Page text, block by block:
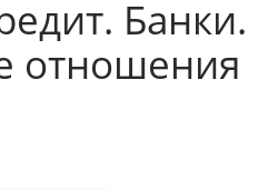
Банки.
отношения